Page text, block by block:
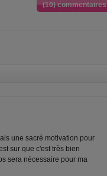
(10) commentaires
une sacré motivation pour
sur que c'est très bien
sera nécessaire pour ma